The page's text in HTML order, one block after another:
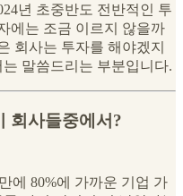
년 초중반도 전반적인 투
에는 조금 이르지 않을까
회사는 투자를 해야겠지
말씀드리는 부분입니다.
회사들중에서?
에 80%에 가까운 기업 가